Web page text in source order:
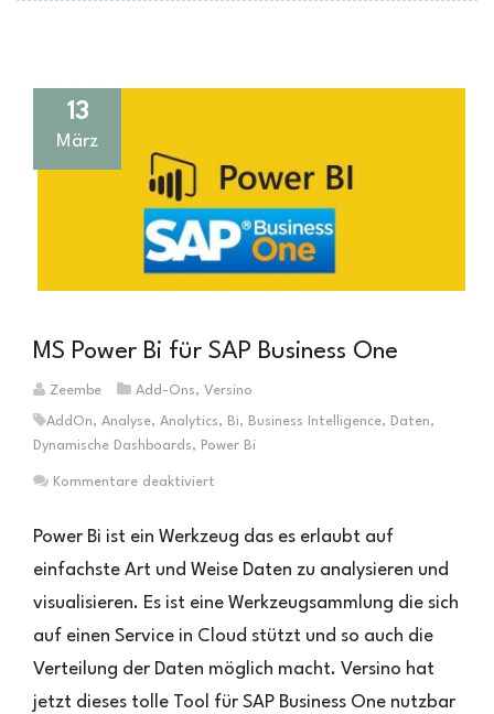
13
März
MS Power Bi für SAP Business One
Zeembe Add-Ons, Versino
AddOn, Analyse, Analytics, Bi, Business Intelligence, Daten,
Dynamische Dashboards, Power Bi
Kommentare deaktiviert
Power
für
SAP
Business
Power Bi ist ein Werkzeug das es erlaubt auf
einfachste Art und Weise Daten zu analysieren und
visualisieren. Es ist eine Werkzeugsammlung die sich
auf einen Service in Cloud stützt und so auch die
Verteilung der Daten möglich macht. Versino hat
jetzt dieses tolle Tool für SAP Business One nutzbar